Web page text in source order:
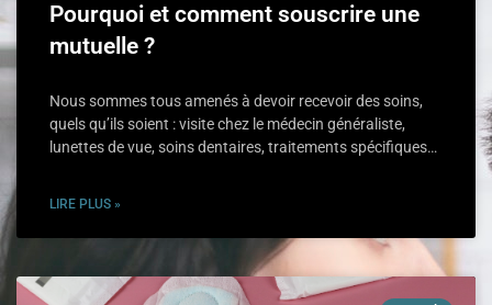
Pourquoi et comment souscrire une
mutuelle ?
Nous sommes tous amenés à devoir recevoir des soins,
quels qu’ils soient : visite chez le médecin généraliste,
lunettes de vue, soins dentaires, traitements spécifiques…
LIRE PLUS »